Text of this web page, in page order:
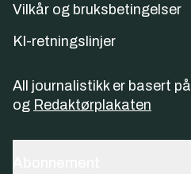
Vilkår og bruksbetingelser
KI-retningslinjer
All journalistikk er basert på
og Redaktørplakaten